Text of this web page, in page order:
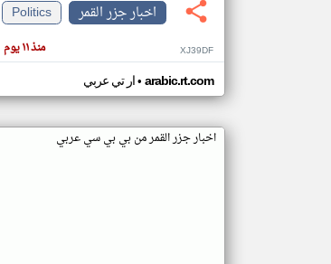
اخبار جزر القمر
Politics
منذ ١١ يوم XJ39DF
ار تي عربي• arabic.rt.com
اخبار جزر القمر من بي بي سي عربي